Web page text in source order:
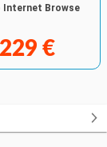
Internet Browse
€